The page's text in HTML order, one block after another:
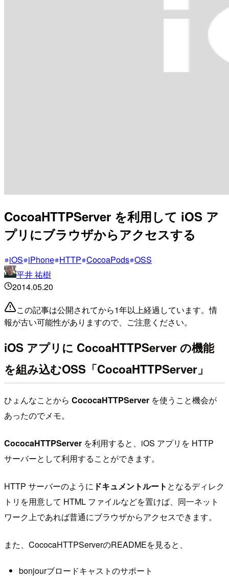
CocoaHTTPServer を利用して iOS ア
プリにブラウザからアクセスする
iOS iPhone HTTP CocoaPods OSS
平井 祐樹
2014.05.20
この記事は公開されてから1年以上経過しています。情
報が古い可能性がありますので、ご注意ください。
iOS アプリに CocoaHTTPServer の機能
を組み込むOSS「CocoaHTTPServer」
ひょんなことから CococaHTTPServer を使うこと機会が
あったのでメモ。
CococaHTTPServer を利用すると、iOS アプリを HTTP
サーバーとして利用することができます。
HTTP サーバーのように ドキュメントルート となるディレク
トリを用意して HTML ファイルなどを置けば、同一ネット
ワーク上であれば普通にブラウザからアクセスできます。
また、CococaHTTPServerのREADMEを見ると、
bonjourブロードキャストのサポート